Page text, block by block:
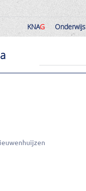
KNAG Onderwijs